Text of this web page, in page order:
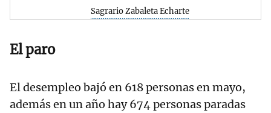
Sagrario Zabaleta Echarte
El paro
El desempleo bajó en 618 personas en mayo,
además en un año hay 674 personas paradas